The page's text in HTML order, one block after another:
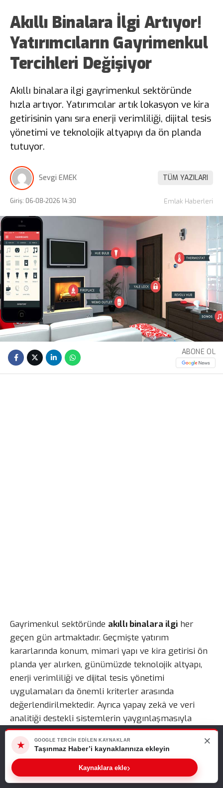
Akıllı Binalara İlgi Artıyor!
Yatırımcıların Gayrimenkul
Tercihleri Değişiyor
Akıllı binalara ilgi gayrimenkul sektöründe
hızla artıyor. Yatırımcılar artık lokasyon ve kira
getirisinin yanı sıra enerji verimliliği, dijital tesis
yönetimi ve teknolojik altyapıyı da ön planda
tutuyor.
Sevgi EMEK TÜM YAZILARI
Giriş: 06-08-2026 14:30 Emlak Haberleri
ABONE OL
Gayrimenkul sektöründe akıllı binalara ilgi her
geçen gün artmaktadır. Geçmişte yatırım
kararlarında konum, mimari yapı ve kira getirisi ön
planda yer alırken, günümüzde teknolojik altyapı,
enerji verimliliği ve dijital tesis yönetimi
uygulamaları da önemli kriterler arasında
değerlendirilmektedir. Ayrıca yapay zekâ ve veri
analitiği destekli sistemlerin yaygınlaşmasıyla
birlikte yatırımcılar, binaların yalnızca fiziksel
özelliklerine değil, ne kadar verimli yönetildiğine de
odaklanmaktadır.
Web sitemizde size en iyi deneyimi sunabilmemiz için çerezleri
kullanıyoruz. Bu siteyi kullanmaya devam ederseniz, bunu kabul
ettiğinizi varsayarız.
Tamam
★
GOOGLE TERCIH EDILEN KAYNAKLAR
Taşınmaz Haber’i kaynaklarınıza ekleyin
Kaynaklara ekle›
×